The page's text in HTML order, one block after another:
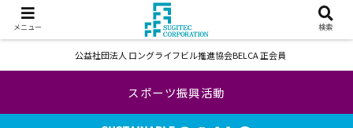
公益社団法人 ロングライフビル推進協会BELCA 正会員
スポーツ振興活動
メニュー 検索